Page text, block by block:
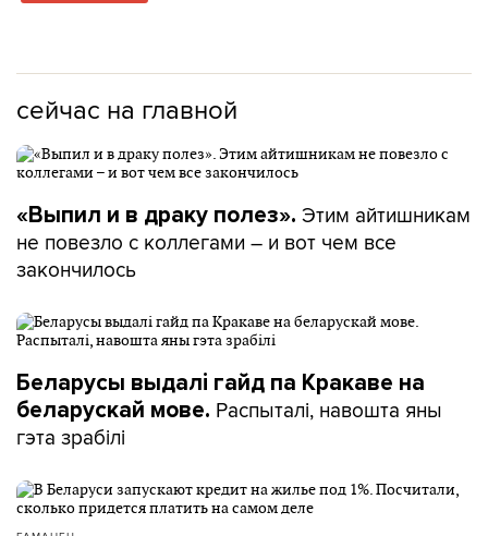
сейчас на главной
«Выпил и в драку полез». Этим айтишникам
не повезло с коллегами – и вот чем все
закончилось
Беларусы выдалі гайд па Кракаве на
беларускай мове. Распыталі, навошта яны
гэта зрабілі